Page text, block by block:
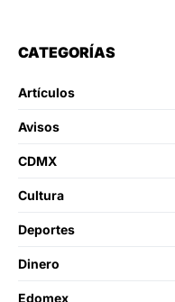
CATEGORÍAS
Artículos
Avisos
CDMX
Cultura
Deportes
Dinero
Edomex